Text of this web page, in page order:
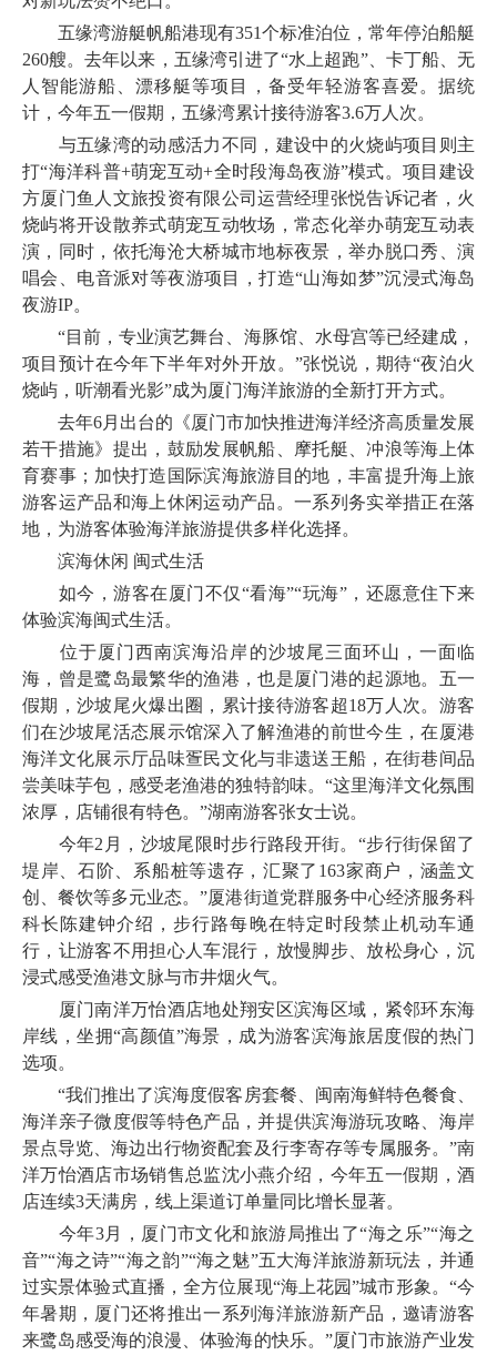
五缘湾游艇帆船港现有351个标准泊位，常年停泊船艇
260艘。去年以来，五缘湾引进了“水上超跑”、卡丁船、无
人智能游船、漂移艇等项目，备受年轻游客喜爱。据统
计，今年五一假期，五缘湾累计接待游客3.6万人次。
与五缘湾的动感活力不同，建设中的火烧屿项目则主
打“海洋科普+萌宠互动+全时段海岛夜游”模式。项目建设
方厦门鱼人文旅投资有限公司运营经理张悦告诉记者，火
烧屿将开设散养式萌宠互动牧场，常态化举办萌宠互动表
演，同时，依托海沧大桥城市地标夜景，举办脱口秀、演
唱会、电音派对等夜游项目，打造“山海如梦”沉浸式海岛
夜游IP。
“目前，专业演艺舞台、海豚馆、水母宫等已经建成，
项目预计在今年下半年对外开放。”张悦说，期待“夜泊火
烧屿，听潮看光影”成为厦门海洋旅游的全新打开方式。
去年6月出台的《厦门市加快推进海洋经济高质量发展
若干措施》提出，鼓励发展帆船、摩托艇、冲浪等海上体
育赛事；加快打造国际滨海旅游目的地，丰富提升海上旅
游客运产品和海上休闲运动产品。一系列务实举措正在落
地，为游客体验海洋旅游提供多样化选择。
滨海休闲 闽式生活
如今，游客在厦门不仅“看海”“玩海”，还愿意住下来
体验滨海闽式生活。
位于厦门西南滨海沿岸的沙坡尾三面环山，一面临
海，曾是鹭岛最繁华的渔港，也是厦门港的起源地。五一
假期，沙坡尾火爆出圈，累计接待游客超18万人次。游客
们在沙坡尾活态展示馆深入了解渔港的前世今生，在厦港
海洋文化展示厅品味疍民文化与非遗送王船，在街巷间品
尝美味芋包，感受老渔港的独特韵味。“这里海洋文化氛围
浓厚，店铺很有特色。”湖南游客张女士说。
今年2月，沙坡尾限时步行路段开街。“步行街保留了
堤岸、石阶、系船桩等遗存，汇聚了163家商户，涵盖文
创、餐饮等多元业态。”厦港街道党群服务中心经济服务科
科长陈建钟介绍，步行路每晚在特定时段禁止机动车通
行，让游客不用担心人车混行，放慢脚步、放松身心，沉
浸式感受渔港文脉与市井烟火气。
厦门南洋万怡酒店地处翔安区滨海区域，紧邻环东海
岸线，坐拥“高颜值”海景，成为游客滨海旅居度假的热门
选项。
“我们推出了滨海度假客房套餐、闽南海鲜特色餐食、
海洋亲子微度假等特色产品，并提供滨海游玩攻略、海岸
景点导览、海边出行物资配套及行李寄存等专属服务。”南
洋万怡酒店市场销售总监沈小燕介绍，今年五一假期，酒
店连续3天满房，线上渠道订单量同比增长显著。
今年3月，厦门市文化和旅游局推出了“海之乐”“海之
音”“海之诗”“海之韵”“海之魅”五大海洋旅游新玩法，并通
过实景体验式直播，全方位展现“海上花园”城市形象。“今
年暑期，厦门还将推出一系列海洋旅游新产品，邀请游客
来鹭岛感受海的浪漫、体验海的快乐。”厦门市旅游产业发